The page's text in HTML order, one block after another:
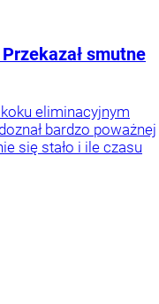
smutne
eliminacyjnym
bardzo poważnej
się stało i ile czasu